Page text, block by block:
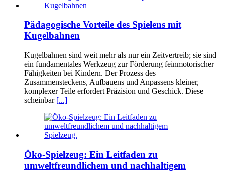
Pädagogische Vorteile des Spielens mit
Kugelbahnen
Kugelbahnen sind weit mehr als nur ein Zeitvertreib; sie sind
ein fundamentales Werkzeug zur Förderung feinmotorischer
Fähigkeiten bei Kindern. Der Prozess des
Zusammensteckens, Aufbauens und Anpassens kleiner,
komplexer Teile erfordert Präzision und Geschick. Diese
scheinbar [...]
Öko-Spielzeug: Ein Leitfaden zu
umweltfreundlichem und nachhaltigem